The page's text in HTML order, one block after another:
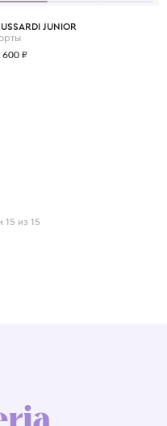
JUNIOR
600 ₽
из 15